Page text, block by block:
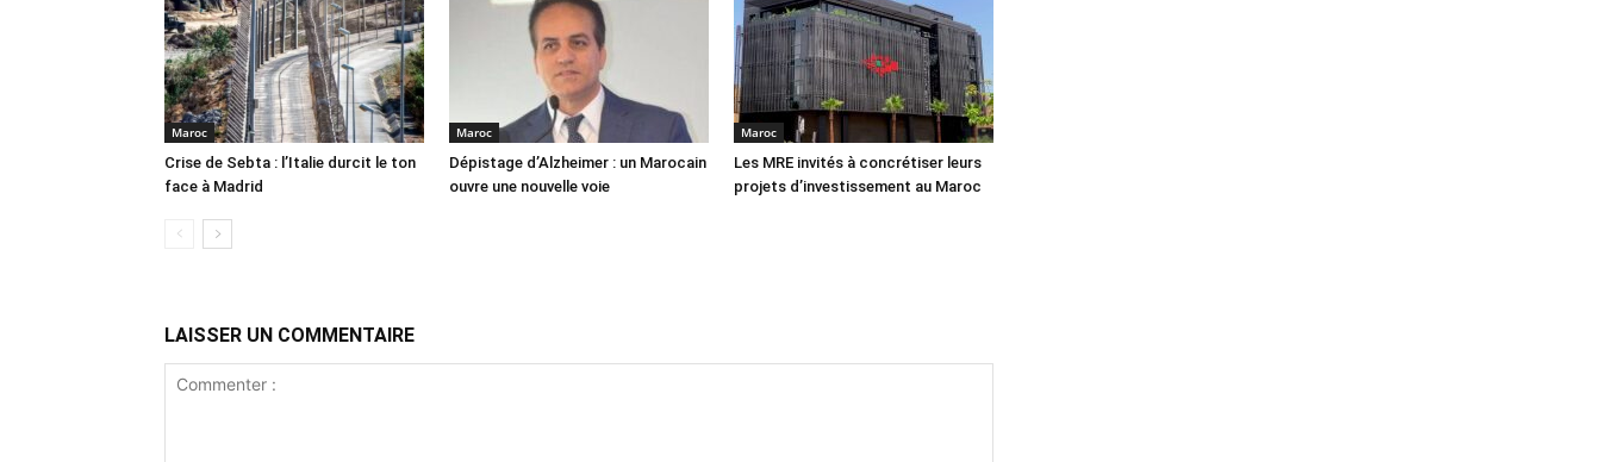
Maroc
Crise de Sebta : l’Italie durcit le ton
face à Madrid
Maroc
Dépistage d’Alzheimer : un Marocain
ouvre une nouvelle voie
Maroc
Les MRE invités à concrétiser leurs
projets d’investissement au Maroc
LAISSER UN COMMENTAIRE